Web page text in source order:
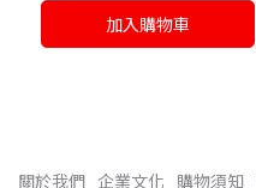
加入購物車
關於我們 企業文化 購物須知